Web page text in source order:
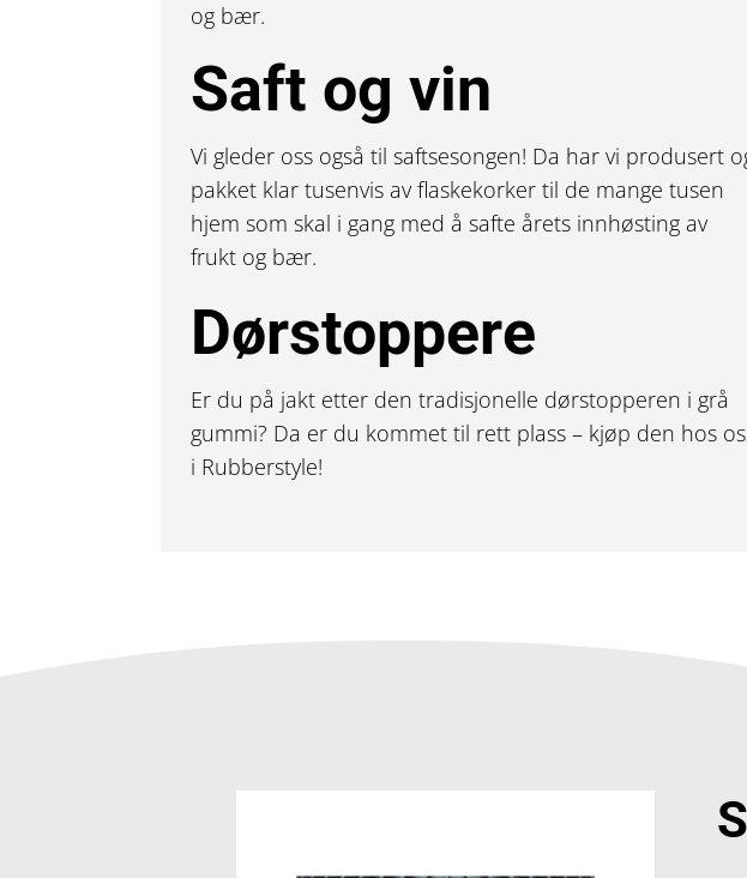
og bær.
Saft og vin
Vi gleder oss også til saftsesongen! Da har vi produsert
pakket klar tusenvis av flaskekorker til de mange tusen
hjem som skal i gang med å safte årets innhøsting av
frukt og bær.
Dørstoppere
Er du på jakt etter den tradisjonelle dørstopperen i grå
gummi? Da er du kommet til rett plass – kjøp den hos
i Rubberstyle!